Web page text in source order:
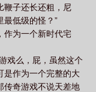
鞭子还长还粗，尼
最低级的怪？”
作为一个新时代宅
戏么，屁，虽然这个
是作为一个完整的大
传奇游戏不说天差地